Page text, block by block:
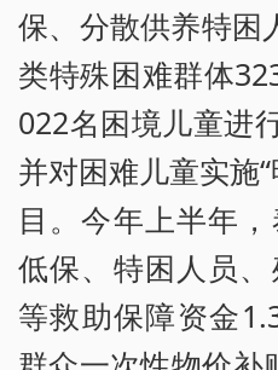
保、分散供养特困
类特殊困难群体
022名困境儿童进
并对困难儿童实施
目。今年上半年
低保、特困人员
等救助保障资金